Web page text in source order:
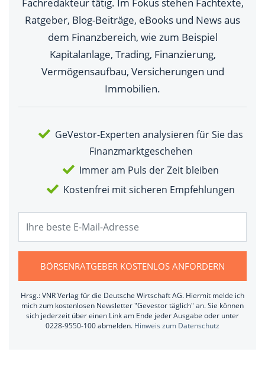
Ratgeber, Blog-Beiträge, eBooks und News aus
dem Finanzbereich, wie zum Beispiel
Kapitalanlage, Trading, Finanzierung,
Vermögensaufbau, Versicherungen und
Immobilien.
GeVestor-Experten analysieren für Sie das
Finanzmarktgeschehen
Immer am Puls der Zeit bleiben
Kostenfrei mit sicheren Empfehlungen
BÖRSENRATGEBER KOSTENLOS ANFORDERN
Hrsg.: VNR Verlag für die Deutsche Wirtschaft AG. Hiermit melde ich
mich zum kostenlosen Newsletter "Gevestor täglich" an. Sie können
sich jederzeit über einen Link am Ende jeder Ausgabe oder unter
0228-9550-100 abmelden. Hinweis zum Datenschutz